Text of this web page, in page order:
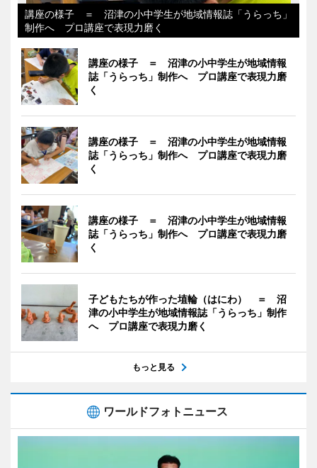
講座の様子 ＝ 沼津の小中学生が地域情報誌「うらっち」
制作へ プロ講座で表現力磨く
講座の様子 ＝ 沼津の小中学生が地域情報
誌「うらっち」制作へ プロ講座で表現力磨
く
講座の様子 ＝ 沼津の小中学生が地域情報
誌「うらっち」制作へ プロ講座で表現力磨
く
講座の様子 ＝ 沼津の小中学生が地域情報
誌「うらっち」制作へ プロ講座で表現力磨
く
子どもたちが作った埴輪（はにわ） ＝ 沼
津の小中学生が地域情報誌「うらっち」制作
へ プロ講座で表現力磨く
もっと見る
ワールドフォトニュース